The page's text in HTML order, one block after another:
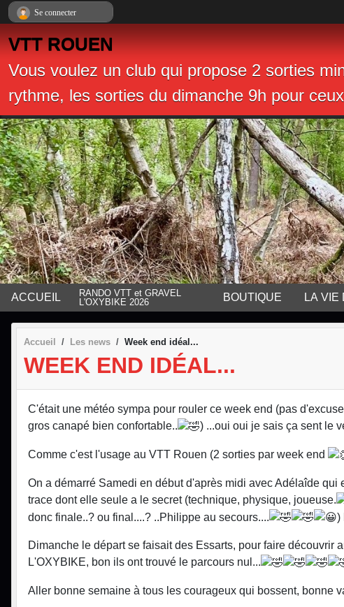
VTT ROUEN
Vous voulez un club qui propose 2 sorties
rythme, les sorties du dimanche 9h pour
ACCUEIL
RANDO VTT et GRAVEL
L'OXYBIKE 2026
BOUTIQUE LA VIE
Accueil Les news Week end idéal...
WEEK END IDÉAL...
C'était une météo sympa pour rouler ce week end (pas
gros canapé bien confortable..
) ...oui oui je sais ça sent le
Comme c'est l'usage au VTT Rouen (2 sorties par week end
On a démarré Samedi en début d'après midi avec Adélaîde
trace dont elle seule a le secret (technique, physique, joueuse.
donc finale..? ou final....? ..Philippe au secours....
)
Dimanche le départ se faisait des Essarts, pour faire
L'OXYBIKE, bon ils ont trouvé le parcours nul...
Aller bonne semaine à tous les courageux qui bossent, bonne
Se connecter
Panneau de gestion des cookies